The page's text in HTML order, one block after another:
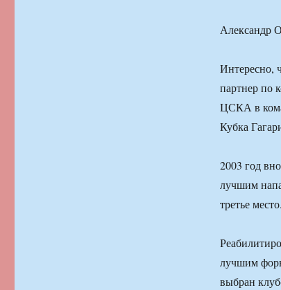
Александр
Интересно,
партнер по
ЦСКА в
Кубка
2003 год
лучшим
третье место.
лучшим
выбран